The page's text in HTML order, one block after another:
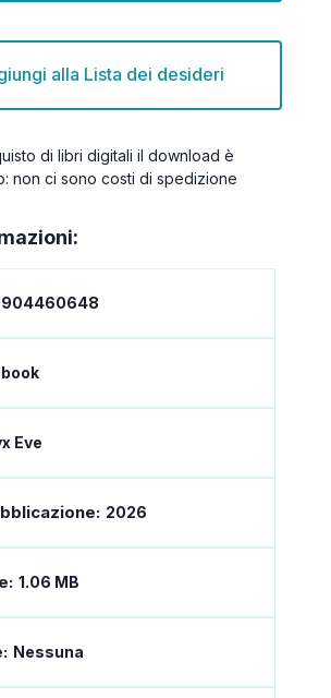
alla Lista dei desideri
di libri digitali il download è
non ci sono costi di spedizione
Eve
2026
1.06 MB
Nessuna